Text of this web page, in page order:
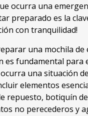
ocurra una
preparado es la
con tranquilidad!
una mochila de
es fundamental para
una situación
elementos
repuesto, botiquín
no perecederos y